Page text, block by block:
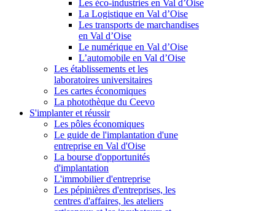
Les éco-industries en Val d’Oise
La Logistique en Val d’Oise
Les transports de marchandises
en Val d’Oise
Le numérique en Val d’Oise
L’automobile en Val d’Oise
Les établissements et les
laboratoires universitaires
Les cartes économiques
La photothèque du Ceevo
S'implanter et réussir
Les pôles économiques
Le guide de l'implantation d'une
entreprise en Val d'Oise
La bourse d'opportunités
d'implantation
L'immobilier d'entreprise
Les pépinières d'entreprises, les
centres d'affaires, les ateliers